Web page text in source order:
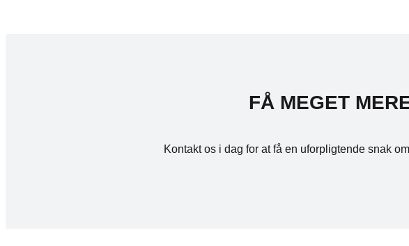
FÅ MEGET
Kontakt os i dag for at få en uforpligtende snak